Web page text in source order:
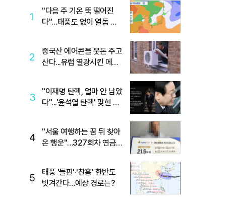
1
"다음 주 기온 뚝 떨어진
다"…태풍도 없이 열돔 박
2
중국산 에어콘을 웃돈 주고
산다...유럽 열광시킨 메이
3
"이재명 탄핵, 얼마 안 남았
다"...'윤석열 탄핵' 맞힌 무
4
"서울 여행하는 꿈 뒤 찾아
온 행운"…327회차 연금
5
태풍 '돌핀'·'찬홈' 한반도
빗겨간다…예상 경로는?